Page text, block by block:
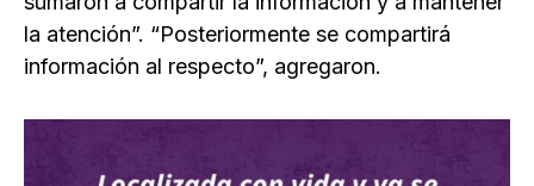
la atención”. “Posteriormente se compartirá
información al respecto”, agregaron.